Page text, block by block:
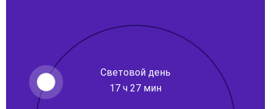
Световой день
17 ч 27 мин